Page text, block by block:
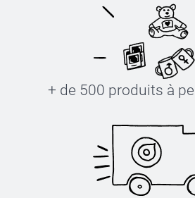
+ de 500 produits à